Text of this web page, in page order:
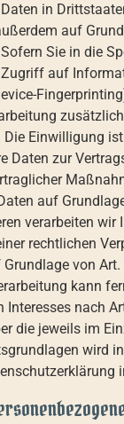
in
auf
Sie in die
Zugriff auf
Die Einwilligung
Daten zur
auf
verarbeiten wir
rechtlichen
von
kann
Interesses nach
die jeweils im
wird